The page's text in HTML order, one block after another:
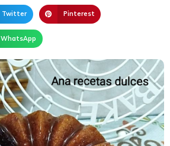
Twitter Pinterest
WhatsApp